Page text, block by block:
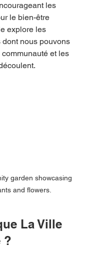
les
le bien-être
explore les
nous pouvons
et les
garden showcasing
and flowers.
La Ville
?